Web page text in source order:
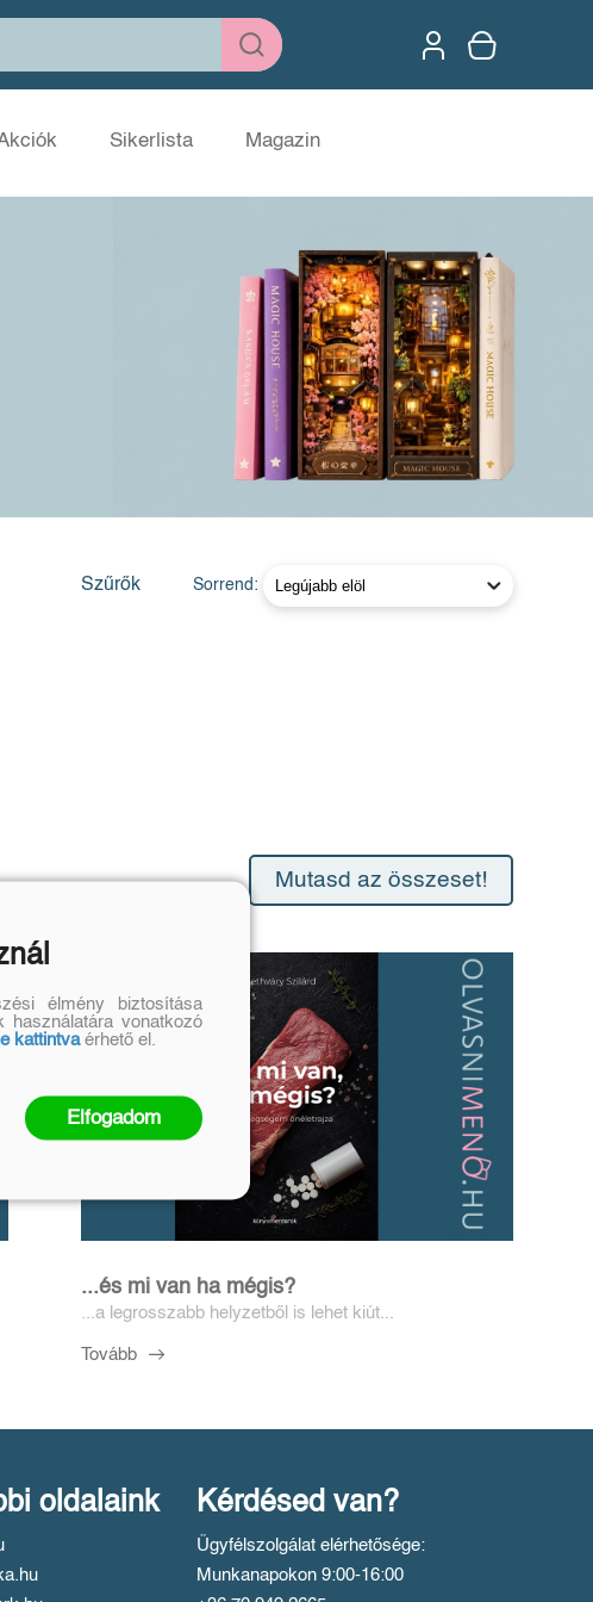
Sikerlista Magazin
Szűrők Sorrend:
Mutasd az összeset!
...és mi van ha mégis?
...a legrosszabb helyzetből is lehet kiút...
Tovább
oldalaink Kérdésed van?
Ügyfélszolgálat elérhetősége:
Munkanapokon 9:00-16:00
élmény biztosítása
használatára vonatkozó
kattintvaérhető el.
Elfogadom